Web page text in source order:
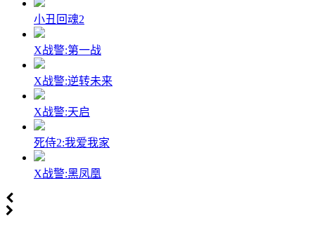
小丑回魂2
X战警:第一战
X战警:逆转未来
X战警:天启
死侍2:我爱我家
X战警:黑凤凰